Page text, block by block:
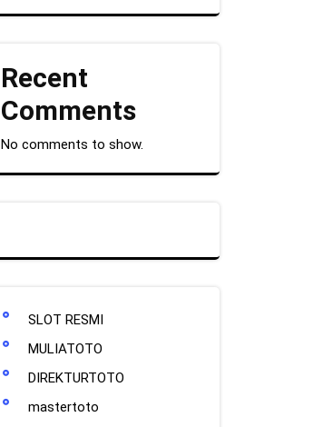
Recent
Comments
No comments to show.
SLOT RESMI
MULIATOTO
DIREKTURTOTO
mastertoto